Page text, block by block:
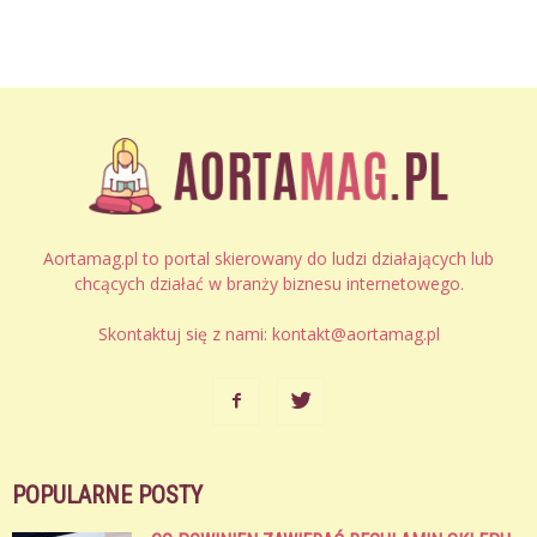
Aortamag.pl to portal skierowany do ludzi działających lub
chcących działać w branży biznesu internetowego.
Skontaktuj się z nami: kontakt@aortamag.pl
POPULARNE POSTY